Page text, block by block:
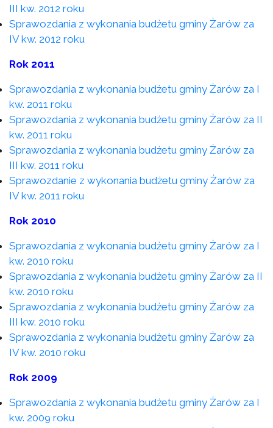
III kw. 2012 roku
Sprawozdania z wykonania budżetu gminy Żarów za
IV kw. 2012 roku
Rok 2011
Sprawozdania z wykonania budżetu gminy Żarów za I
kw. 2011 roku
Sprawozdania z wykonania budżetu gminy Żarów za II
kw. 2011 roku
Sprawozdania z wykonania budżetu gminy Żarów za
III kw. 2011 roku
Sprawozdanie z wykonania budżetu gminy Żarów za
IV kw. 2011 roku
Rok 2010
Sprawozdania z wykonania budżetu gminy Żarów za I
kw. 2010 roku
Sprawozdania z wykonania budżetu gminy Żarów za II
kw. 2010 roku
Sprawozdania z wykonania budżetu gminy Żarów za
III kw. 2010 roku
Sprawozdania z wykonania budżetu gminy Żarów za
IV kw. 2010 roku
Rok 2009
Sprawozdania z wykonania budżetu gminy Żarów za I
kw. 2009 roku